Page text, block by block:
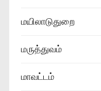
மயிலாடுதுறை
மருத்துவம்
மாவட்டம்